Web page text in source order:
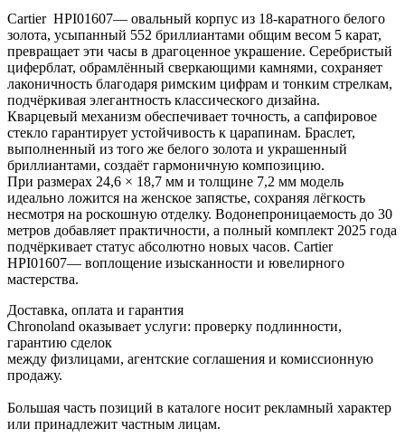
Cartier HPI01607— овальный корпус из 18-каратного белого
золота, усыпанный 552 бриллиантами общим весом 5 карат,
превращает эти часы в драгоценное украшение. Серебристый
циферблат, обрамлённый сверкающими камнями, сохраняет
лаконичность благодаря римским цифрам и тонким стрелкам,
подчёркивая элегантность классического дизайна.
Кварцевый механизм обеспечивает точность, а сапфировое
стекло гарантирует устойчивость к царапинам. Браслет,
выполненный из того же белого золота и украшенный
бриллиантами, создаёт гармоничную композицию.
При размерах 24,6 × 18,7 мм и толщине 7,2 мм модель
идеально ложится на женское запястье, сохраняя лёгкость
несмотря на роскошную отделку. Водонепроницаемость до 30
метров добавляет практичности, а полный комплект 2025 года
подчёркивает статус абсолютно новых часов. Cartier
HPI01607— воплощение изысканности и ювелирного
мастерства.
Доставка, оплата и гарантия
Chronoland оказывает услуги: проверку подлинности,
гарантию сделок
между физлицами, агентские соглашения и комиссионную
продажу.
Большая часть позиций в каталоге носит рекламный характер
или принадлежит частным лицам.